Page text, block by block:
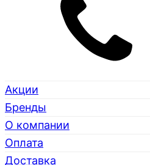
Акции
Бренды
О компании
Оплата
Доставка